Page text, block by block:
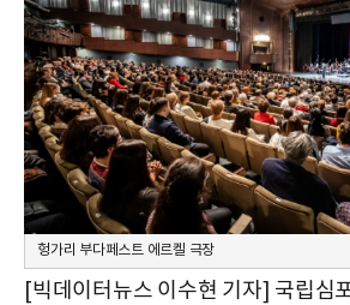
헝가리 부다페스트 에르켈 극장
[빅데이터뉴스 이수현 기자] 국립심